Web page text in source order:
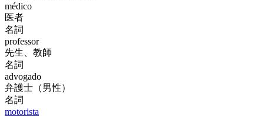
médico
医者
名詞
professor
先生、教師
名詞
advogado
弁護士（男性）
名詞
motorista